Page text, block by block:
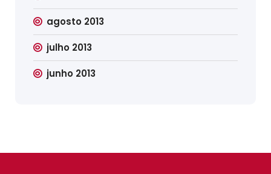
agosto 2013
julho 2013
junho 2013